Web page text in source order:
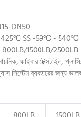
DN50
- 425℃ SS -59℃ - 540℃
800LB/1500LB/2500LB
ফাইবার টেক্সটাইল,
সিস্টেম ব্যবহারের জন্য